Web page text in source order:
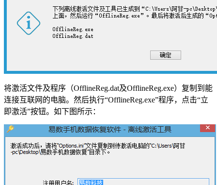
将激活文件及程序（OfflineReg.dat及OfflineReg.exe）复制到能
连接互联网的电脑。然后执行“OfflineReg.exe”程序，点击“立
即激活”按钮。如下图所示：